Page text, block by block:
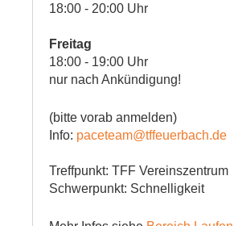
18:00 - 20:00 Uhr
Freitag
18:00 - 19:00 Uhr
nur nach Ankündigung!
(bitte vorab anmelden)
Info: paceteam@tffeuerbach.de
Treffpunkt: TFF Vereinszentrum
Schwerpunkt: Schnelligkeit